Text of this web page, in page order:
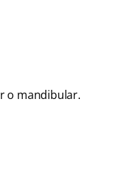
o mandibular.